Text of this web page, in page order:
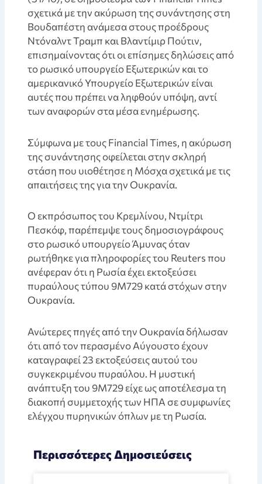
σχετικά με την ακύρωση της συνάντησης στη
Βουδαπέστη ανάμεσα στους προέδρους
Ντόναλντ Τραμπ και Βλαντίμιρ Πούτιν,
επισημαίνοντας ότι οι επίσημες δηλώσεις από
το ρωσικό υπουργείο Εξωτερικών και το
αμερικανικό Υπουργείο Εξωτερικών είναι
αυτές που πρέπει να ληφθούν υπόψη, αντί
των αναφορών στα μέσα ενημέρωσης.
Σύμφωνα με τους Financial Times, η ακύρωση
της συνάντησης οφείλεται στην σκληρή
στάση που υιοθέτησε η Μόσχα σχετικά με τις
απαιτήσεις της για την Ουκρανία.
Ο εκπρόσωπος του Κρεμλίνου, Ντμίτρι
Πεσκόφ, παρέπεμψε τους δημοσιογράφους
στο ρωσικό υπουργείο Άμυνας όταν
ρωτήθηκε για πληροφορίες του Reuters που
ανέφεραν ότι η Ρωσία έχει εκτοξεύσει
πυραύλους τύπου 9M729 κατά στόχων στην
Ουκρανία.
Ανώτερες πηγές από την Ουκρανία δήλωσαν
ότι από τον περασμένο Αύγουστο έχουν
καταγραφεί 23 εκτοξεύσεις αυτού του
συγκεκριμένου πυραύλου. Η μυστική
ανάπτυξη του 9M729 είχε ως αποτέλεσμα τη
διακοπή συμμετοχής των ΗΠΑ σε συμφωνίες
ελέγχου πυρηνικών όπλων με τη Ρωσία.
Περισσότερες Δημοσιεύσεις